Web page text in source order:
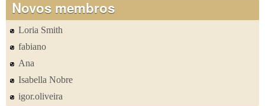
Novos membros
Loria Smith
fabiano
Ana
Isabella Nobre
igor.oliveira